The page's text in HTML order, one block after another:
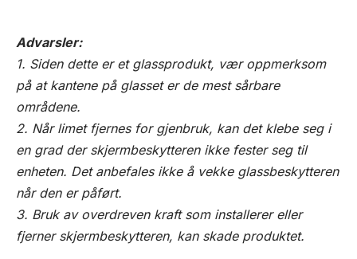
Advarsler:
1. Siden dette er et glassprodukt, vær oppmerksom
på at kantene på glasset er de mest sårbare
områdene.
2. Når limet fjernes for gjenbruk, kan det klebe seg i
en grad der skjermbeskytteren ikke fester seg til
enheten. Det anbefales ikke å vekke glassbeskytteren
når den er påført.
3. Bruk av overdreven kraft som installerer eller
fjerner skjermbeskytteren, kan skade produktet.